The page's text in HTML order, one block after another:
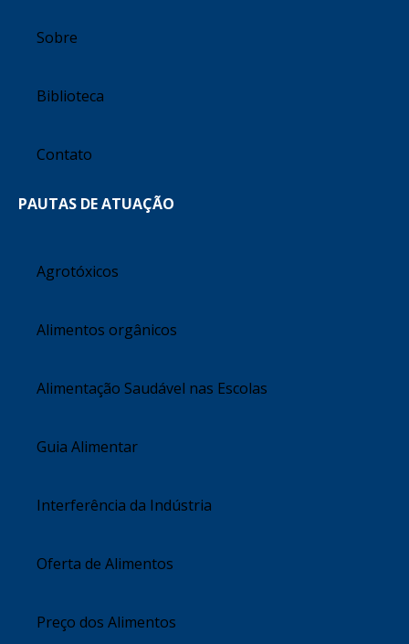
Sobre
Biblioteca
Contato
PAUTAS DE ATUAÇÃO
Agrotóxicos
Alimentos orgânicos
Alimentação Saudável nas Escolas
Guia Alimentar
Interferência da Indústria
Oferta de Alimentos
Preço dos Alimentos